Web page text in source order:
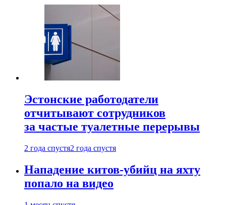
Эстонские работодатели
отчитывают сотрудников
за частые туалетные перерывы
2 года спустя2 года спустя
Нападение китов-убийц на яхту
попало на видео